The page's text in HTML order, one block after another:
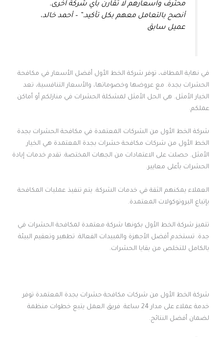
محترف وأسعارهم لا تقارن بأي شركة أخرى.
أنصح بالتعامل معهم بكل تأكيد.” – أحمد خالد،
عميل سابق
في نهاية المطاف، توفر شركة الخط الأول أفضل الأسعار في مكافحة
الحشرات بجدة. مع عروضها وخصوماتها، والأسعار التنافسية، تعد
الخيار الأمثل. هي الحل الأمثل لمشكلة الحشرات في منازلكم أو أماكن
عملكم.
شركة الخط الأول من الشركات المعتمدة في مكافحة الحشرات بجدة
الخط الأول من شركات مكافحة حشرات بجدة المعتمدة هي الخيار
الأمثل. حصلت على الاعتمادات من الجهات المختصة. تقدم خدمات إبادة
الحشرات بأعلى معايير.
العملاء يمكنهم الثقة في خدمات الشركة. يتم تنفيذ عمليات المكافحة
بإتباع البروتوكولات المعتمدة.
تتميز شركة الخط الأول بكونها شركة معتمدة لمكافحة الحشرات في
جدة. تستخدم أفضل الأجهزة والمبيدات الفعالة. تطهير وتعقيم البيئة
بالكامل للتخلص من بقايا الحشرات.
شركة الخط الأول من شركات مكافحة حشرات بجدة المعتمدة توفر
خدمة عملاء على مدار 24 ساعة
. فريق العمل يتبع خطوات منظمة
لضمان أفضل النتائج.